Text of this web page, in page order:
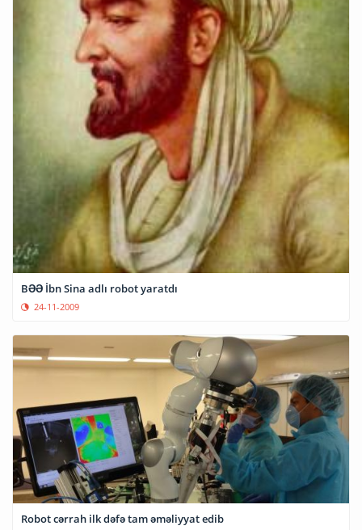
BƏƏ İbn Sina adlı robot yaratdı
24-11-2009
Robot cərrah ilk dəfə tam əməliyyat edib